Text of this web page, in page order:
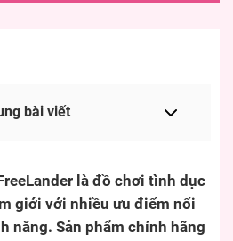
bài viết
là đồ chơi tình dục
giới với nhiều ưu điểm nổi
năng. Sản phẩm chính hãng